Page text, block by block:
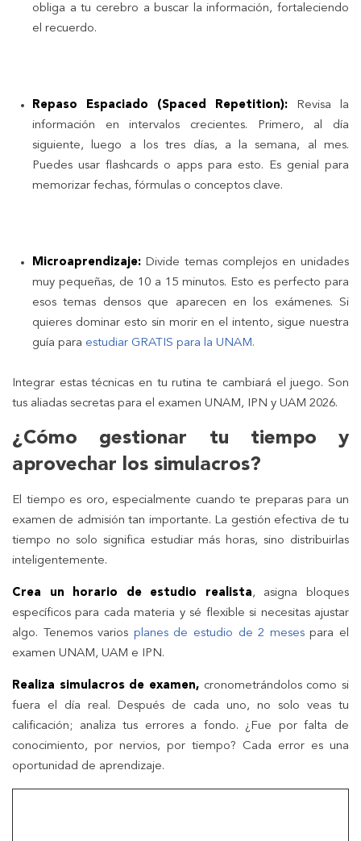
obliga a tu cerebro a buscar la información, fortaleciendo
el recuerdo.
Repaso Espaciado (Spaced Repetition): Revisa la
información en intervalos crecientes. Primero, al día
siguiente, luego a los tres días, a la semana, al mes.
Puedes usar flashcards o apps para esto. Es genial para
memorizar fechas, fórmulas o conceptos clave.
Microaprendizaje: Divide temas complejos en unidades
muy pequeñas, de 10 a 15 minutos. Esto es perfecto para
esos temas densos que aparecen en los exámenes. Si
quieres dominar esto sin morir en el intento, sigue nuestra
guía para estudiar GRATIS para la UNAM.
Integrar estas técnicas en tu rutina te cambiará el juego. Son
tus aliadas secretas para el examen UNAM, IPN y UAM 2026.
¿Cómo gestionar tu tiempo y
aprovechar los simulacros?
El tiempo es oro, especialmente cuando te preparas para un
examen de admisión tan importante. La gestión efectiva de tu
tiempo no solo significa estudiar más horas, sino distribuirlas
inteligentemente.
Crea un horario de estudio realista, asigna bloques
específicos para cada materia y sé flexible si necesitas ajustar
algo. Tenemos varios planes de estudio de 2 mesespara el
examen UNAM, UAM e IPN.
Realiza simulacros de examen, cronometrándolos como si
fuera el día real. Después de cada uno, no solo veas tu
calificación; analiza tus errores a fondo. ¿Fue por falta de
conocimiento, por nervios, por tiempo? Cada error es una
oportunidad de aprendizaje.